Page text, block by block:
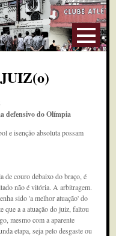
defensivo do Olímpia
e isenção absoluta possam
de couro debaixo do braço, é
não é vitória. A arbitragem.
sido 'a melhor atuação' do
que a a atuação do juiz, faltou
mesmo com a aparente
etapa, seja pelo desgaste ou